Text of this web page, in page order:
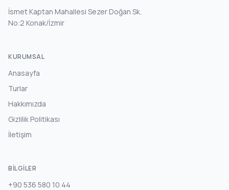
İsmet Kaptan Mahallesi Sezer Doğan Sk.
No:2 Konak/İzmir
KURUMSAL
Anasayfa
Turlar
Hakkımızda
Gizlilik Politikası
İletişim
BILGILER
+90 536 580 10 44